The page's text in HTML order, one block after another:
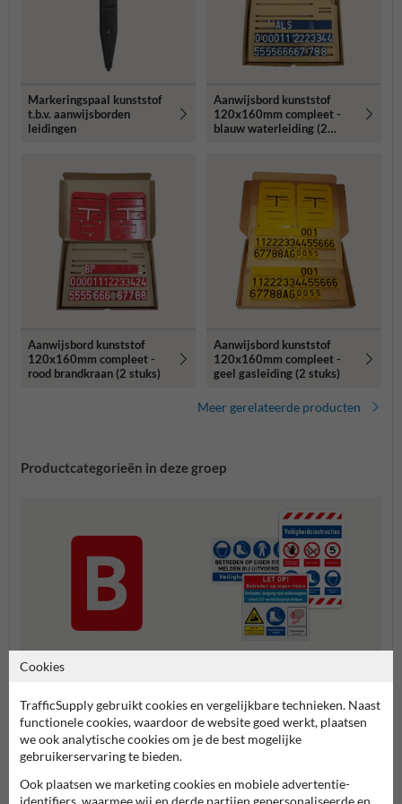
Markeringspaal kunststof
t.b.v. aanwijsborden
leidingen
Aanwijsbord kunststof
120x160mm compleet -
blauw waterleiding (2
Aanwijsbord kunststof
120x160mm compleet -
rood brandkraan (2 stuks)
Aanwijsbord kunststof
120x160mm compleet -
geel gasleiding (2 stuks)
Meer gerelateerde producten
Productcategorieën in deze groep
Veiligheidsborden
Cookies
TrafficSupply gebruikt cookies en vergelijkbare technieken. Naast
functionele cookies, waardoor de website goed werkt, plaatsen
we ook analytische cookies om je de best mogelijke
gebruikerservaring te bieden.
Ook plaatsen we marketing cookies en mobiele advertentie-
identifiers, waarmee wij en derde partijen gepersonaliseerde en